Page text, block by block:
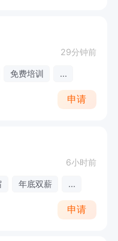
29分钟前
免费培训 ...
申请
6小时前
年底双薪 ...
申请